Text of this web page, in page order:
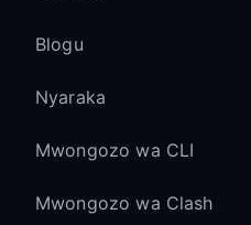
Blogu
Nyaraka
Mwongozo wa CLI
Mwongozo wa Clash